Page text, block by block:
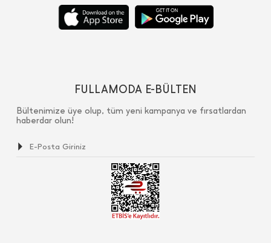
FULLAMODA E-BÜLTEN
Bültenimize üye olup, tüm yeni kampanya ve fırsatlardan
haberdar olun!